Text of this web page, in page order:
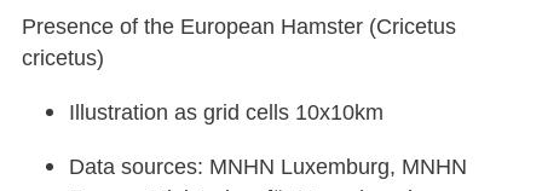
Presence of the European Hamster (Cricetus
cricetus)
Illustration as grid cells 10x10km
Data sources: MNHN Luxemburg, MNHN